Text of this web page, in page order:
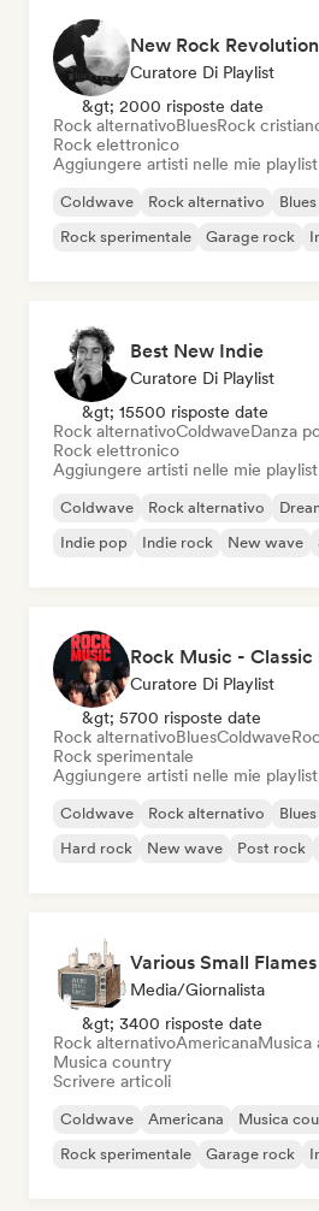
New Rock Revolution
Curatore Di Playlist
&gt; 2000 risposte date
Rock alternativoBluesRock
Rock elettronico
Aggiungere artisti nelle mie
Coldwave Rock alternativo Blues
Rock sperimentale
Garage rock
Best New Indie
Curatore Di Playlist
&gt; 15500 risposte date
Rock alternativoColdwaveDanza
Rock elettronico
Aggiungere artisti nelle mie
Coldwave Rock alternativo
Indie pop
Indie rock New wave
Curatore Di Playlist
&gt; 5700 risposte date
Rock alternativoBluesColdwave
Rock sperimentale
Aggiungere artisti nelle mie
Coldwave Rock alternativo Blues
Hard rock
New wave Post rock
Various Small Flames
Media/Giornalista
&gt; 3400 risposte date
Rock alternativoAmericanaMusica
Musica country
Scrivere articoli
Coldwave Americana Musica
Rock sperimentale
Garage rock